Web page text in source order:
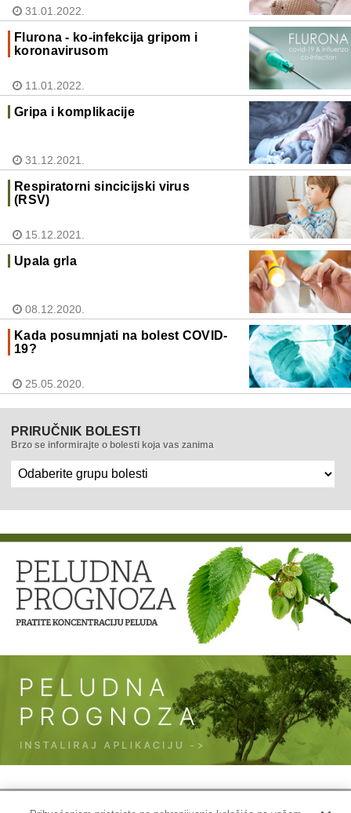
31.01.2022.
Flurona - ko-infekcija gripom i
koronavirusom
11.01.2022.
Gripa i komplikacije
31.12.2021.
Respiratorni sincicijski virus
(RSV)
15.12.2021.
Upala grla
08.12.2020.
Kada posumnjati na bolest COVID-
19?
25.05.2020.
PRIRUČNIK BOLESTI
Brzo se informirajte o bolesti koja vas zanima